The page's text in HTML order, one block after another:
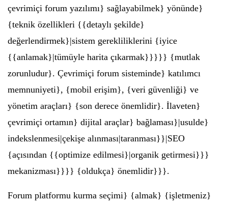
çevrimiçi forum yazılımı} sağlayabilmek} yönünde}
{teknik özellikleri {{detaylı şekilde}
değerlendirmek}|sistem gerekliliklerini {iyice
{{anlamak}|tümüyle harita çıkarmak}}}}} {mutlak
zorunludur}. Çevrimiçi forum sisteminde} katılımcı
memnuniyeti}, {mobil erişim}, {veri güvenliği} ve
yönetim araçları} {son derece önemlidir}. İlaveten}
çevrimiçi ortamın} dijital araçlar} bağlaması}|usulde}
indekslenmesi|çekişe alınması|taranması}}|SEO
{açısından {{optimize edilmesi}|organik getirmesi}}}
mekanizması}}}} {oldukça} önemlidir}}}.
Forum platformu kurma seçimi} {almak} {işletmeniz}